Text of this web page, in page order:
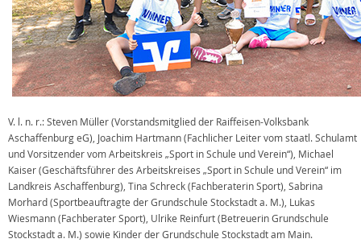
V. l. n. r.: Steven Müller (Vorstandsmitglied der Raiffeisen-Volksbank
Aschaffenburg eG), Joachim Hartmann (Fachlicher Leiter vom staatl. Schulamt
und Vorsitzender vom Arbeitskreis „Sport in Schule und Verein“), Michael
Kaiser (Geschäftsführer des Arbeitskreises „Sport in Schule und Verein“ im
Landkreis Aschaffenburg), Tina Schreck (Fachberaterin Sport), Sabrina
Morhard (Sportbeauftragte der Grundschule Stockstadt a. M.), Lukas
Wiesmann (Fachberater Sport), Ulrike Reinfurt (Betreuerin Grundschule
Stockstadt a. M.) sowie Kinder der Grundschule Stockstadt am Main.